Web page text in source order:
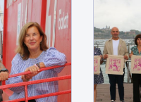
y consumo